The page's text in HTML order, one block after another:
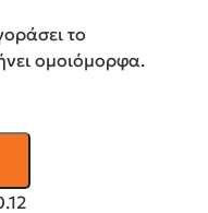
το
ομοιόμορφα.